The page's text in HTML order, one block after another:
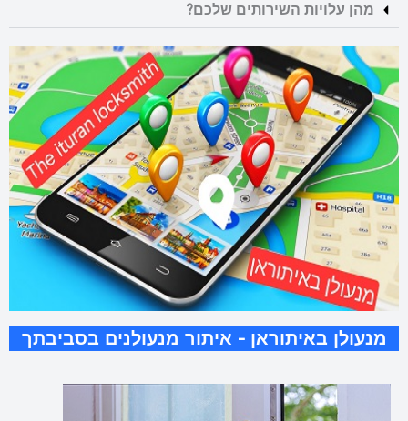
מהן עלויות השירותים שלכם?
מנעולן באיתוראן - איתור מנעולנים בסביבתך